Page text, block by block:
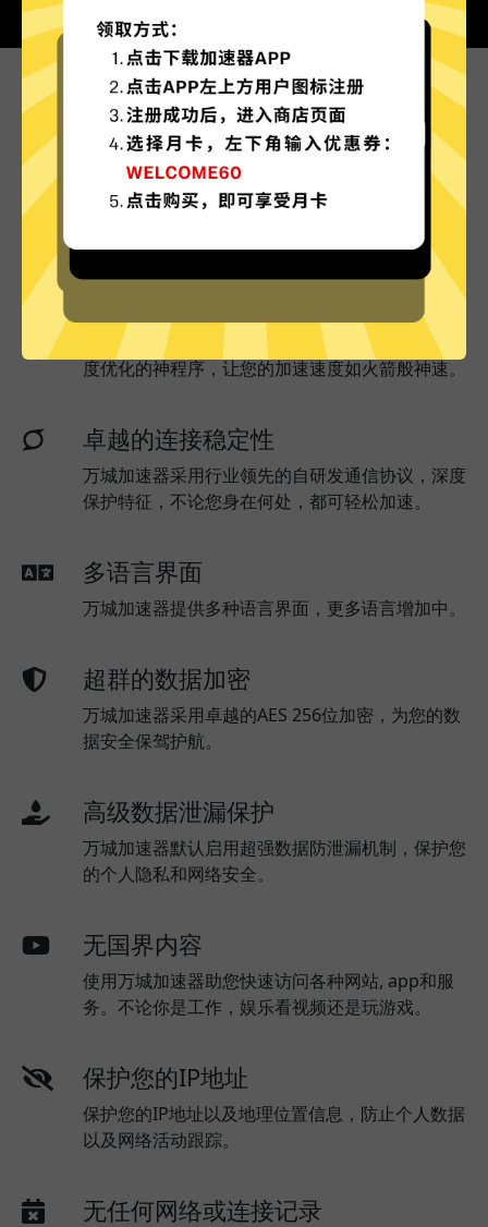
为什么选择万城加速器?
更多服务器地区选择
万城加速器现已拥有超多加速服务器节点，并且还
万城加速器已为所有万城加速器服务器部署实时速
度优化的神程序，让您的加速速度如火箭般神速。
卓越的连接稳定性
万城加速器采用行业领先的自研发通信协议，深度
保护特征，不论您身在何处，都可轻松加速。
多语言界面
万城加速器提供多种语言界面，更多语言增加中。
超群的数据加密
万城加速器采用卓越的AES 256位加密，为您的数
据安全保驾护航。
高级数据泄漏保护
万城加速器默认启用超强数据防泄漏机制，保护您
的个人隐私和网络安全。
无国界内容
使用万城加速器助您快速访问各种网站, app和服
务。不论你是工作，娱乐看视频还是玩游戏。
保护您的IP地址
保护您的IP地址以及地理位置信息，防止个人数据
以及网络活动跟踪。
无任何网络或连接记录